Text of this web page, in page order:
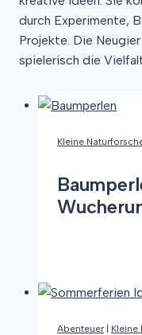
durch Experimente,
Projekte. Die
spielerisch die
Kleine
Abenteuer| Kleine